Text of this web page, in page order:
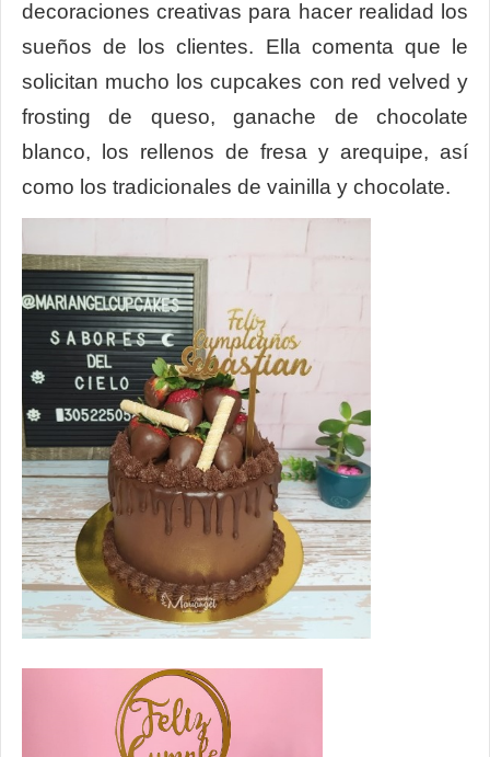
decoraciones creativas para hacer realidad los
sueños de los clientes. Ella comenta que le
solicitan mucho los cupcakes con red velved y
frosting de queso, ganache de chocolate
blanco, los rellenos de fresa y arequipe, así
como los tradicionales de vainilla y chocolate.